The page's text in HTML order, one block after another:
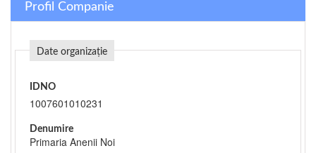
Profil Companie
Date organizație
IDNO
1007601010231
Denumire
Primaria Anenii Noi